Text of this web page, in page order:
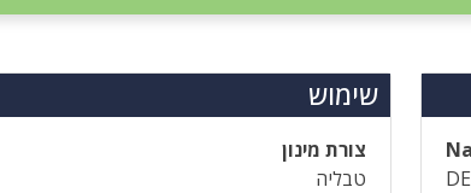
שימוש
צורת מינון
טבליה